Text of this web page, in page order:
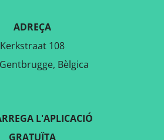
ADREÇA
Kerkstraat 108
Bèlgica
L'APLICACIÓ
GRATUÏTA